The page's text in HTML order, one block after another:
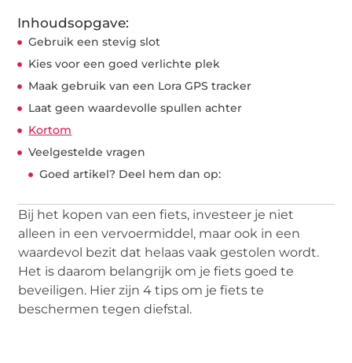
Inhoudsopgave:
Gebruik een stevig slot
Kies voor een goed verlichte plek
Maak gebruik van een Lora GPS tracker
Laat geen waardevolle spullen achter
Kortom
Veelgestelde vragen
Goed artikel? Deel hem dan op:
Bij het kopen van een fiets, investeer je niet
alleen in een vervoermiddel, maar ook in een
waardevol bezit dat helaas vaak gestolen wordt.
Het is daarom belangrijk om je fiets goed te
beveiligen. Hier zijn 4 tips om je fiets te
beschermen tegen diefstal.